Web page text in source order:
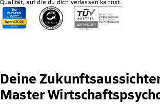
Deine
Master